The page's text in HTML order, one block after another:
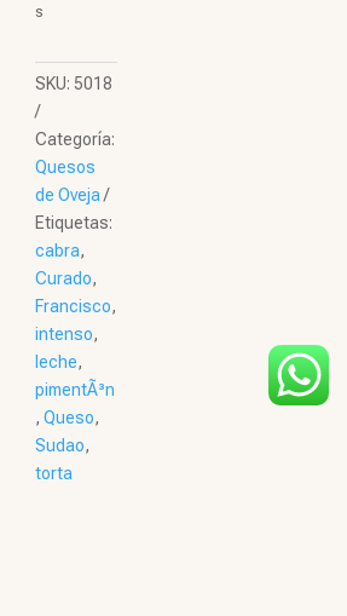
s
SKU: 5018
Categoría:
Quesos
de Oveja
Etiquetas:
cabra,
Curado,
Francisco,
intenso,
leche,
pimentÃ³n
,Queso,
Sudao,
torta